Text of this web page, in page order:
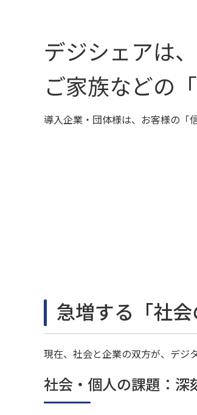
デジシェアは
ご家族などの
導入企業・団体様は、お客様の「
急増する「社会
現在、社会と企業の双方が、デジ
社会・個人の課題：深